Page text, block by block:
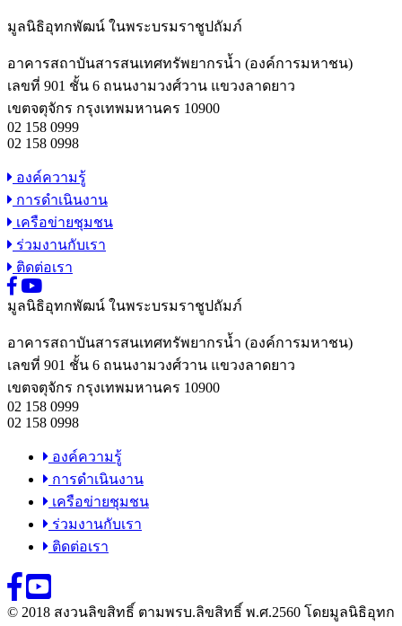
มูลนิธิอุทกพัฒน์ ในพระบรมราชูปถัมภ์
อาคารสถาบันสารสนเทศทรัพยากรน้ำ (องค์การมหาชน)
เลขที่ 901 ชั้น 6 ถนนงามวงศ์วาน แขวงลาดยาว
เขตจตุจักร กรุงเทพมหานคร 10900
02 158 0999
02 158 0998
องค์ความรู้
การดำเนินงาน
เครือข่ายชุมชน
ร่วมงานกับเรา
ติดต่อเรา
มูลนิธิอุทกพัฒน์ ในพระบรมราชูปถัมภ์
อาคารสถาบันสารสนเทศทรัพยากรน้ำ (องค์การมหาชน)
เลขที่ 901 ชั้น 6 ถนนงามวงศ์วาน แขวงลาดยาว
เขตจตุจักร กรุงเทพมหานคร 10900
02 158 0999
02 158 0998
องค์ความรู้
การดำเนินงาน
เครือข่ายชุมชน
ร่วมงานกับเรา
ติดต่อเรา
© 2018 สงวนลิขสิทธิ์ ตามพรบ.ลิขสิทธิ์ พ.ศ.2560 โดยมูลนิธิอุทก